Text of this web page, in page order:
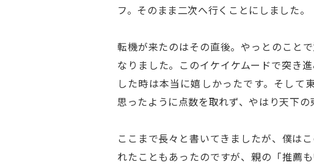
フ。そのまま二次へ行くことにしました。
転機が来たのはその直後。やっとのこと
なりました。このイケイケムードで突き
した時は本当に嬉しかったです。そし
思ったように点数を取れず、やはり天下
ここまで長々と書いてきましたが、僕は
れたこともあったのですが、親の「推薦